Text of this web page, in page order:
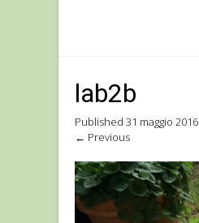
lab2b
Published 31 maggio 2016
← Previous